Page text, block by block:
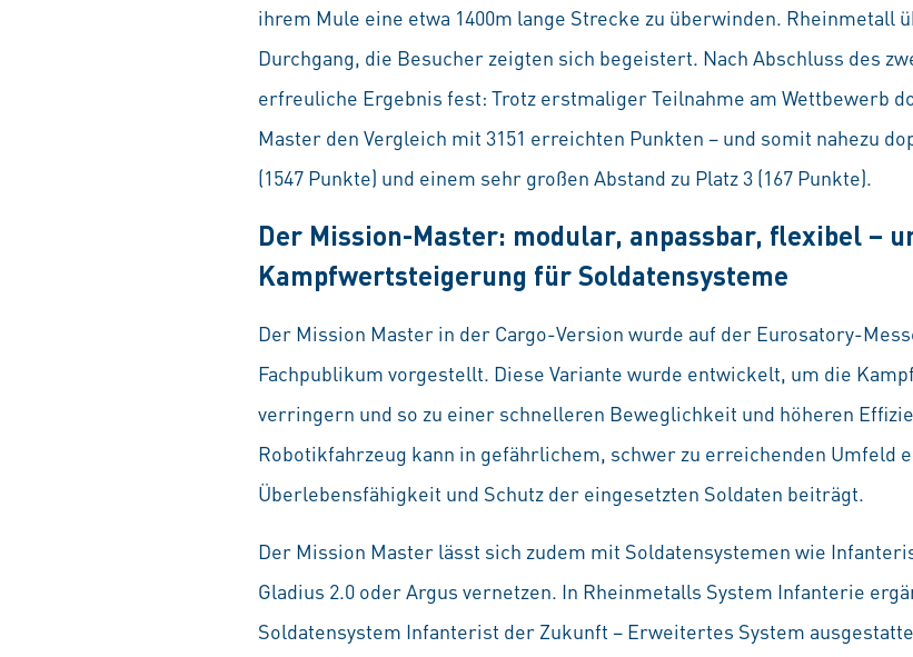
ihrem Mule eine etwa 1400m lange Strecke zu überwinden. Rheinmetall
Durchgang, die Besucher zeigten sich begeistert. Nach Abschluss des
erfreuliche Ergebnis fest: Trotz erstmaliger Teilnahme am Wettbewerb
Master den Vergleich mit 3151 erreichten Punkten – und somit nahezu
(1547 Punkte) und einem sehr großen Abstand zu Platz 3 (167 Punkte).
Der Mission-Master: modular, anpassbar, flexibel –
Kampfwertsteigerung für Soldatensysteme
Der Mission Master in der Cargo-Version wurde auf der Eurosatory-
Fachpublikum vorgestellt. Diese Variante wurde entwickelt, um die
verringern und so zu einer schnelleren Beweglichkeit und höheren
Robotikfahrzeug kann in gefährlichem, schwer zu erreichenden Umfeld
Überlebensfähigkeit und Schutz der eingesetzten Soldaten beiträgt.
Der Mission Master lässt sich zudem mit Soldatensystemen wie
Gladius 2.0 oder Argus vernetzen. In Rheinmetalls System Infanterie
Soldatensystem Infanterist der Zukunft – Erweitertes System